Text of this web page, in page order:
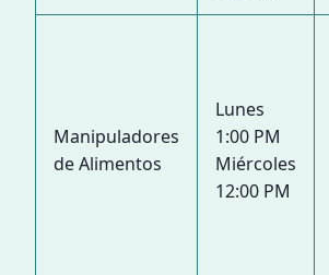
Manipuladores
de Alimentos
Lunes
1:00 PM
Miércoles
12:00 PM